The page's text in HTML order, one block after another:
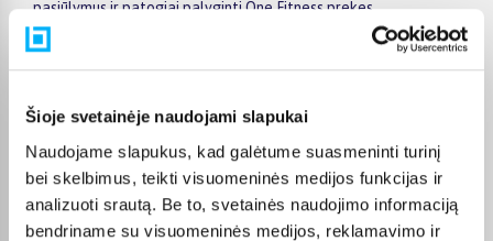
Šioje svetainėje naudojami slapukai
Naudojame slapukus, kad galėtume suasmeninti turinį
bei skelbimus, teikti visuomeninės medijos funkcijas ir
analizuoti srautą. Be to, svetainės naudojimo informaciją
bendriname su visuomeninės medijos, reklamavimo ir
pasiūlymus ir patogiai palyginti One Fitness prekes
tarpusavyje. Atsižvelkite į jums svarbiausius kriterijus,
pristatymo informaciją ir prekės aprašymą, kad galėtumėte
Palyginkite One Fitness prekes BIGBOX.LT ir išsirinkite